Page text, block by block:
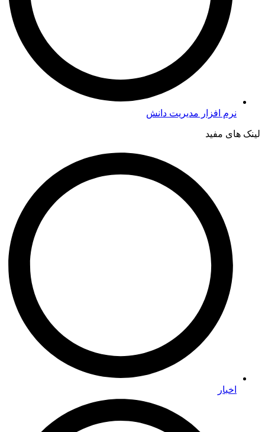
نرم افزار مدیریت دانش
لینک های مفید
اخبار